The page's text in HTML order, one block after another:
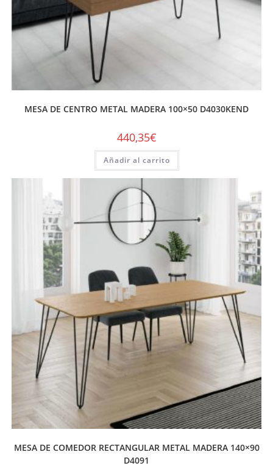
MESA DE CENTRO METAL MADERA 100×50 D4030KEND
440,35€
Añadir al carrito
MESA DE COMEDOR RECTANGULAR METAL MADERA 140×90
D4091